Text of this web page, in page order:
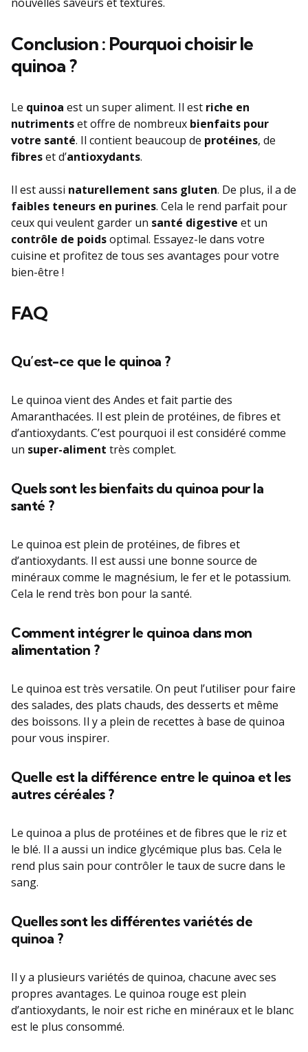
Conclusion : Pourquoi choisir le
quinoa ?
Le quinoa est un super aliment. Il est riche en
nutrimentset offre de nombreux bienfaits pour
votre santé. Il contient beaucoup de protéines, de
fibreset d’antioxydants.
Il est aussi naturellement sans gluten. De plus, il a de
faibles teneurs en purines. Cela le rend parfait pour
ceux qui veulent garder un santé digestive et un
contrôle de poidsoptimal. Essayez-le dans votre
cuisine et profitez de tous ses avantages pour votre
bien-être !
FAQ
Qu’est-ce que le quinoa ?
Le quinoa vient des Andes et fait partie des
Amaranthacées. Il est plein de protéines, de fibres et
d’antioxydants. C’est pourquoi il est considéré comme
un super-aliment très complet.
Quels sont les bienfaits du quinoa pour la
santé ?
Le quinoa est plein de protéines, de fibres et
d’antioxydants. Il est aussi une bonne source de
minéraux comme le magnésium, le fer et le potassium.
Cela le rend très bon pour la santé.
Comment intégrer le quinoa dans mon
alimentation ?
Le quinoa est très versatile. On peut l’utiliser pour faire
des salades, des plats chauds, des desserts et même
des boissons. Il y a plein de recettes à base de quinoa
pour vous inspirer.
Quelle est la différence entre le quinoa et les
autres céréales ?
Le quinoa a plus de protéines et de fibres que le riz et
le blé. Il a aussi un indice glycémique plus bas. Cela le
rend plus sain pour contrôler le taux de sucre dans le
sang.
Quelles sont les différentes variétés de
quinoa ?
Il y a plusieurs variétés de quinoa, chacune avec ses
propres avantages. Le quinoa rouge est plein
d’antioxydants, le noir est riche en minéraux et le blanc
est le plus consommé.